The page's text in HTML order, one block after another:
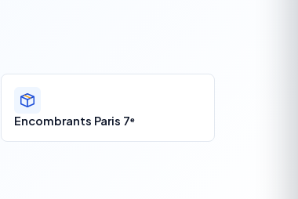
Encombrants Paris 7ᵉ